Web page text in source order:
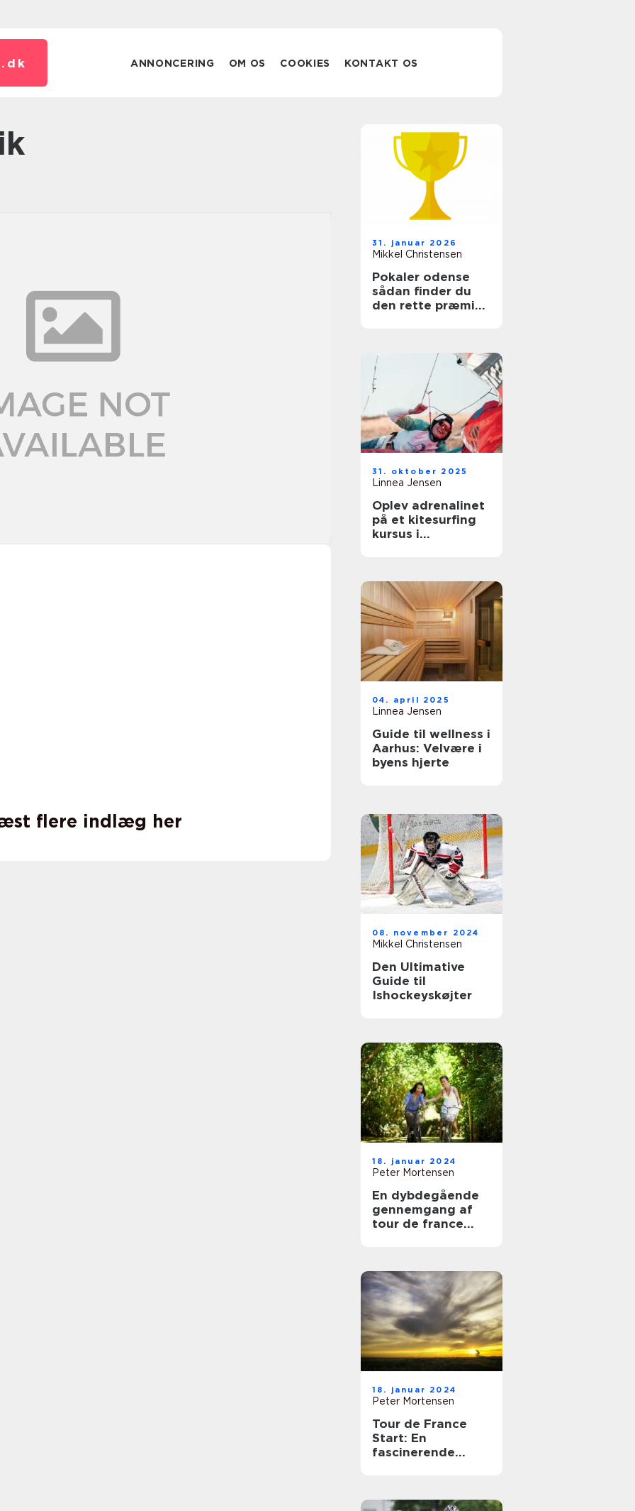
dk ANNONCERING OM OS COOKIES KONTAKT OS
flere indlæg her
31. januar 2026
Mikkel Christensen
Pokaler odense
sådan finder du
den rette præmie
31. oktober 2025
Linnea Jensen
Oplev adrenalinet
på et kitesurfing
kursus i
04. april 2025
Linnea Jensen
Guide til wellness i
Aarhus: Velvære i
byens hjerte
08. november 2024
Mikkel Christensen
Den Ultimative
Guide til
Ishockeyskøjter
18. januar 2024
Peter Mortensen
En dybdegående
gennemgang af
tour de france
18. januar 2024
Peter Mortensen
Tour de France
Start: En
fascinerende